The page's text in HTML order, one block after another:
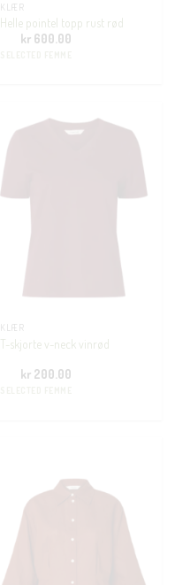
KLÆR
Helle pointel topp rust rød
kr 600.00
KLÆR
T-skjorte v-neck vinrød
kr 200.00